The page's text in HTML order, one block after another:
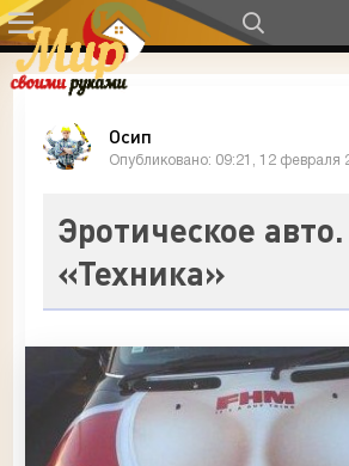
Осип
Опубликовано: 09:21, 12 февраля
Эротическое
«Техника»